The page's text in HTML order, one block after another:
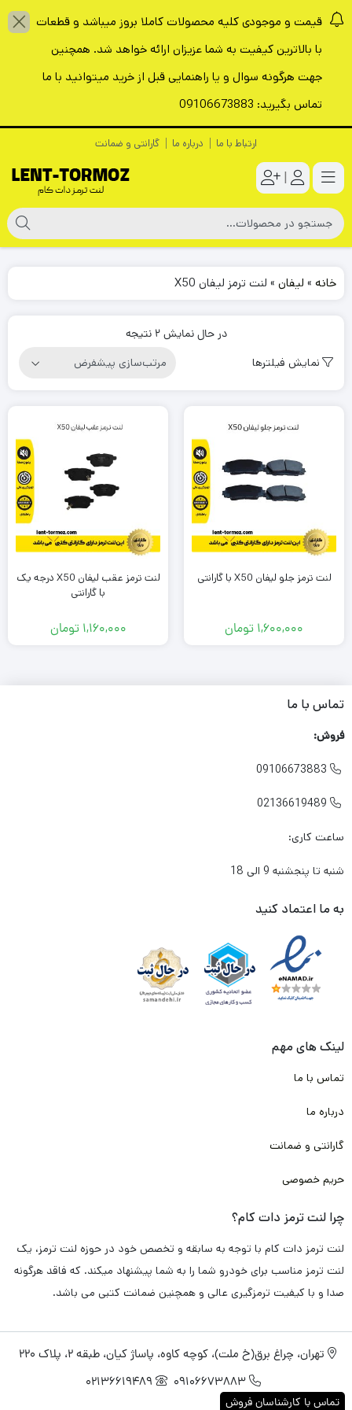
قیمت و موجودی کلیه محصولات کاملا بروز میباشد و قطعات
با بالاترین کیفیت به شما عزیزان ارائه خواهد شد. همچنین
جهت هرگونه سوال و یا راهنمایی قبل از خرید میتوانید با ما
تماس بگیرید: 09106673883
ارتباط با ما درباره ما گارانتی و ضمانت
|
خانه » لیفان » لنت ترمز لیفان X50
در حال نمایش 2 نتیجه
نمایش فیلترها
لنت ترمز جلو لیفان X50 با گارانتی
1,600,000 تومان
لنت ترمز عقب لیفان X50 درجه یک
با گارانتی
1,160,000 تومان
تماس با ما
فروش:

09106673883

02136619489
ساعت کاری:
شنبه تا پنجشنبه 9 الی 18
به ما اعتماد کنید
لینک های مهم
تماس با ما
درباره ما
گارانتی و ضمانت
حریم خصوصی
چرا لنت ترمز دات کام؟
لنت ترمز دات کام با توجه به سابقه و تخصص خود در حوزه لنت ترمز، یک
لنت ترمز مناسب برای خودرو شما را به شما پیشنهاد میکند. که فاقد هرگونه
صدا و با کیفیت ترمزگیری عالی و همچنین ضمانت کتبی می باشد.
تهران، چراغ برق(خ ملت)، کوچه کاوه، پاساژ کیان، طبقه 2، پلاک 220
09106673883
02136619489
تماس با کارشناسان فروش